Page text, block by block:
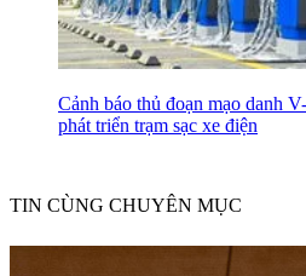
Cảnh báo thủ đoạn mạo danh
phát triển trạm sạc xe điện
TIN CÙNG CHUYÊN MỤC